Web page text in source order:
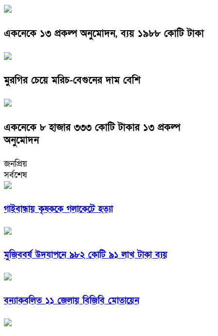
একনেকে ১৩ প্রকল্প অনুমোদন, ব্যয় ১৯৮৮ কোটি টাকা
মুরগির চেয়ে মরিচ-বেগুনের দাম বেশি
একনেকে ৮ হাজার ৩৩৩ কোটি টাকার ১৩ প্রকল্প
অনুমোদন
জনপ্রিয়
সর্বশেষ
গাইবান্ধায় কৃষককে গলাকেটে হত্যা
মুজিববর্ষ উদযাপনে ৯৮২ কোটি ৯১ লাখ টাকা ব্যয়
বন্যাকবলিত ১১ জেলায় বিজিবি মোতায়েন